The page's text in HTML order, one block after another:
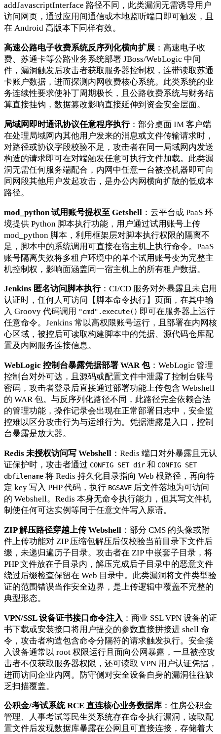
addJavascriptInterface 路径不同，此类漏洞无需诱导用户
访问网页，通过应用间通信或本地监听端口即可触发，且
在 Android 高版本下同样有效。
高速公路电子收费系统反序列化横向扩展 ：高速电子收
费、苏通卡等公路业务系统部署 JBoss/WebLogic 中间
件，漏洞触发后攻击者获取服务器控制权，连带读取苏通
卡账户数据，进而探测内网收费核心系统。此类系统的业
务连续性要求使补丁周期极长，且公路收费系统与财务结
算直接挂钩，数据篡改影响直接延伸到资金安全层面。
局域网即时通讯协议任意程序执行：部分桌面 IM 客户端
在处理局域网内其他用户发来的消息或文件传输请求时，
对路径或协议字段校验不足，攻击者在同一局域网内发送
构造的请求即可在对端触发任意可执行文件加载。此类漏
洞无需任何服务端配合，内网中任意一台被控机器即可向
同网段其他用户发起攻击，是办公内网横向扩散的低成本
路径。
mod_python 试用账号提权至 Getshell ：云平台或 PaaS 环
境提供 Python 脚本执行功能，用户通过试用账号上传
mod_python 脚本，利用框架层对脚本执行权限的隔离不
足，脚本中的系统调用可直接在宿主机上执行命令。PaaS
账号隔离失效将多租户环境中的单个试用账号变为完整主
机控制权，影响面涵盖同一宿主机上的所有租户数据。
Jenkins 匿名访问脚本执行：CI/CD 服务对外暴露且未启用
认证时，任何人可访问【脚本命令执行】页面，在其中输
入 Groovy 代码调用 "cmd".execute() 即可在服务器上运行
任意命令。Jenkins 常以高权限账号运行，且部署在内网核
心区域，被控后可读取构建脚本中的凭据、源代码仓库配
置及内网服务连接信息。
WebLogic 控制台暴露凭据部署 WAR 包：WebLogic 管理
控制台对外可达，且源码或配置文件中泄露了控制台账号
密码，攻击者登录后直接通过部署功能上传包含 Webshell
的 WAR 包。与反序列化路径不同，此路径完全依赖合法
的管理功能，操作记录会出现在正常部署日志中，安全监
控难以区分攻击行为与运维行为。凭据泄露是入口，控制
台暴露是放大器。
Redis 未授权访问写 Webshell ：Redis 端口对外暴露且无认
证保护时，攻击者通过 CONFIG SET dir 和 CONFIG SET
dbfilename 将 Redis 持久化目录指向 Web 根路径，再向特
定 key 写入 PHP 代码，执行 BGSAVE 后文件落地为可访问
的 Webshell。Redis 本身无命令执行能力，但其写文件机
制使任何可达实例等同于任意文件写入原语。
ZIP 解压路径穿越上传 Webshell ：部分 CMS 的头像或附
件上传功能对 ZIP 压缩包解压后仅校验当前目录下文件后
缀，未递归遍历子目录。攻击者在 ZIP 中嵌套子目录，将
PHP 文件放在子目录内，解压完成后子目录中的恶意文件
绕过后缀检查保留在 Web 目录中。此类漏洞将文件类型验
证的范围错误当作安全边界，是上传逻辑中覆盖不完整的
典型形态。
VPN/SSL 设备证书接口命令注入 ：商业 SSL VPN 设备的证
书下载或安装接口将用户提交的参数直接拼接进 shell 命
令，攻击者构造包含命令分隔符的请求触发执行。安全接
入设备通常以 root 权限运行且面向公网暴露，一旦被控攻
击者不仅获取服务器权限，还可读取 VPN 用户认证凭据，
进而访问企业内网。防守侧对安全设备自身的漏洞往往缺
乏扫描覆盖。
公积金/考试系统 RCE 直连核心业务数据库 ：住房公积金
管理、人事考试等民生类系统存在命令执行漏洞，读取配
置文件后发现数据库暴露在公网且可直接连接，存储着大